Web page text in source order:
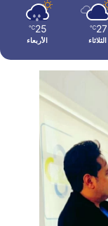
27
℃
الثلاثاء
25
℃
الأربعاء